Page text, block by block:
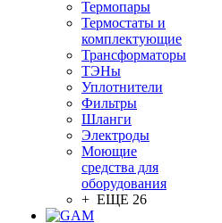
Термопары
Термостаты и
комплектующие
Трансформаторы
ТЭНы
Уплотнители
Фильтры
Шланги
Электроды
Моющие
средства для
оборудования
+ ЕЩЕ 26